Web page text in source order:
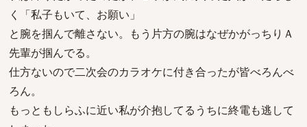
く「私子もいて、お願い」
と腕を掴んで離さない。もう片方の腕はなぜかがっちりＡ
先輩が掴んでる。
仕方ないので二次会のカラオケに付き合ったが皆べろんべ
ろん。
もっともしらふに近い私が介抱してるうちに終電も逃して